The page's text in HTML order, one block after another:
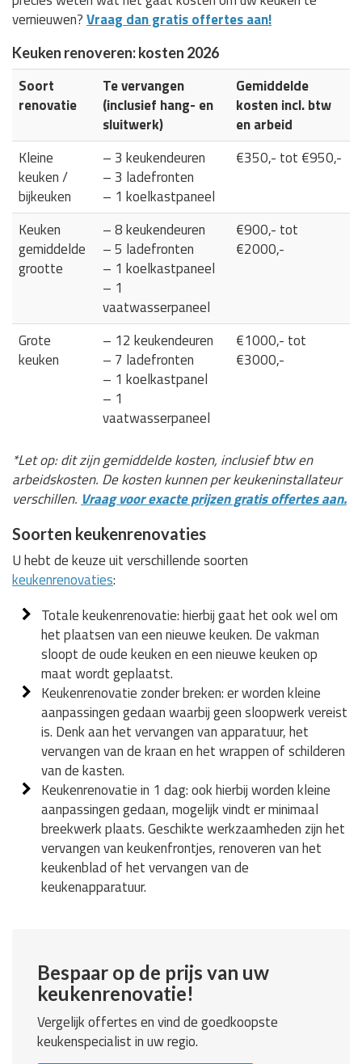
vernieuwen?Vraag dan gratis offertes aan!
Keuken renoveren: kosten 2026
Soort
renovatie
Te vervangen
(inclusief hang- en
sluitwerk)
Gemiddelde
kosten incl. btw
en arbeid
Kleine
keuken /
bijkeuken
– 3 keukendeuren
– 3 ladefronten
– 1 koelkastpaneel
€350,- tot €950,-
Keuken
gemiddelde
grootte
– 8 keukendeuren
– 5 ladefronten
– 1 koelkastpaneel
– 1
vaatwasserpaneel
€900,- tot
€2000,-
Grote
keuken
– 12 keukendeuren
– 7 ladefronten
– 1 koelkastpanel
– 1
vaatwasserpaneel
€1000,- tot
€3000,-
*Let op: dit zijn gemiddelde kosten, inclusief btw en
arbeidskosten. De kosten kunnen per keukeninstallateur
verschillen. Vraag voor exacte prijzen gratis offertes aan.
Soorten keukenrenovaties
U hebt de keuze uit verschillende soorten
keukenrenovaties:
Totale keukenrenovatie: hierbij gaat het ook wel om
het plaatsen van een nieuwe keuken. De vakman
sloopt de oude keuken en een nieuwe keuken op
maat wordt geplaatst.
Keukenrenovatie zonder breken: er worden kleine
aanpassingen gedaan waarbij geen sloopwerk vereist
is. Denk aan het vervangen van apparatuur, het
vervangen van de kraan en het wrappen of schilderen
van de kasten.
Keukenrenovatie in 1 dag: ook hierbij worden kleine
aanpassingen gedaan, mogelijk vindt er minimaal
breekwerk plaats. Geschikte werkzaamheden zijn het
vervangen van keukenfrontjes, renoveren van het
keukenblad of het vervangen van de
keukenapparatuur.
Bespaar op de prijs van uw
keukenrenovatie!
Vergelijk offertes en vind de goedkoopste
keukenspecialist in uw regio.